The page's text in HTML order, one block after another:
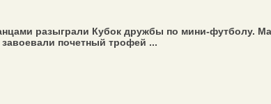
разыграли Кубок дружбы по мини-футболу.
почетный трофей ...